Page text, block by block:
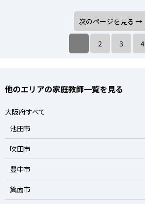
2 3 4
次のページを見る →
他のエリアの家庭教師一覧を見る
大阪府すべて
池田市
吹田市
豊中市
箕面市